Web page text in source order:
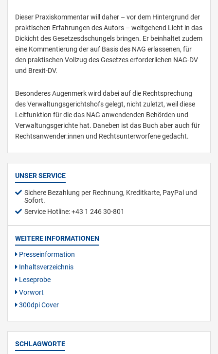
Dieser Praxiskommentar will daher – vor dem Hintergrund der
praktischen Erfahrungen des Autors – weitgehend Licht in das
Dickicht des Gesetzesdschungels bringen. Er beinhaltet zudem
eine Kommentierung der auf Basis des NAG erlassenen, für
den praktischen Vollzug des Gesetzes erforderlichen NAG-DV
und Brexit-DV.
Besonderes Augenmerk wird dabei auf die Rechtsprechung
des Verwaltungsgerichtshofs gelegt, nicht zuletzt, weil diese
Leitfunktion für die das NAG anwendenden Behörden und
Verwaltungsgerichte hat. Daneben ist das Buch aber auch für
Rechtsanwender:innen und Rechtsunterworfene gedacht.
UNSER SERVICE
Sichere Bezahlung per Rechnung, Kreditkarte, PayPal und
Sofort.
Service Hotline: +43 1 246 30-801
WEITERE INFORMATIONEN
Presseinformation
Inhaltsverzeichnis
Leseprobe
Vorwort
300dpi Cover
SCHLAGWORTE